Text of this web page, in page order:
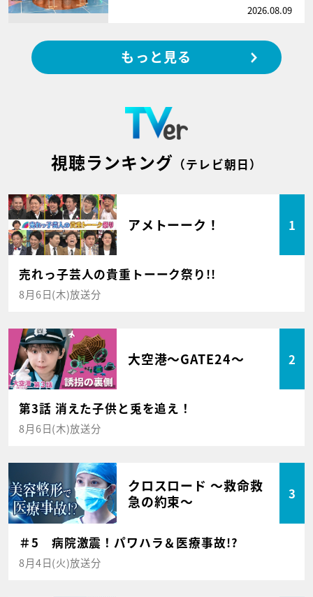
2026.08.09
もっと見る
視聴ランキング （テレビ朝日）
アメトーーク！ 1
売れっ子芸人の貴重トーーク祭り!!
8月6日(木)放送分
大空港～GATE24～ 2
第3話 消えた子供と兎を追え！
8月6日(木)放送分
クロスロード ～救命救
急の約束～
3
＃5 病院激震！パワハラ＆医療事故!?
8月4日(火)放送分